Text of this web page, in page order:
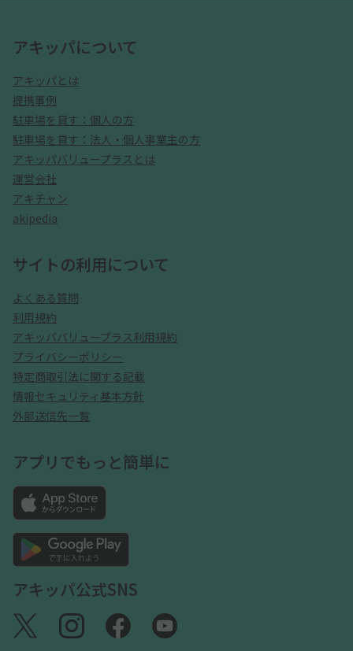
アキッパについて
アキッパとは
提携事例
駐車場を貸す：個人の方
駐車場を貸す：法人・個人事業主の方
アキッパバリュープラスとは
運営会社
アキチャン
akipedia
サイトの利用について
よくある質問
利用規約
アキッパバリュープラス利用規約
プライバシーポリシー
特定商取引法に関する記載
情報セキュリティ基本方針
外部送信先一覧
アプリでもっと簡単に
アキッパ公式SNS